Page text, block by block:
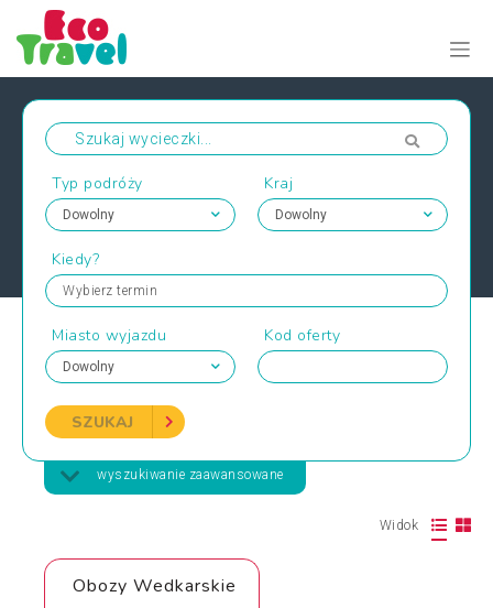
Typ podróży Kraj
Kiedy?
Wybierz termin
Miasto wyjazdu Kod oferty
SZUKAJ
wyszukiwanie zaawansowane
Widok
Obozy Wedkarskie